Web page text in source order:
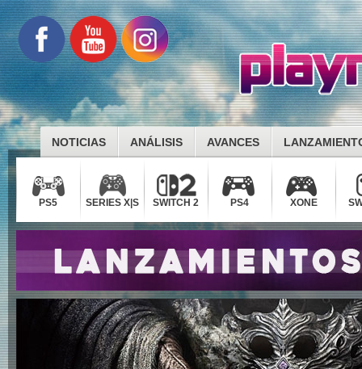
NOTICIAS ANÁLISIS AVANCES
PS5 SERIES X|S SWITCH 2 PS4 XONE